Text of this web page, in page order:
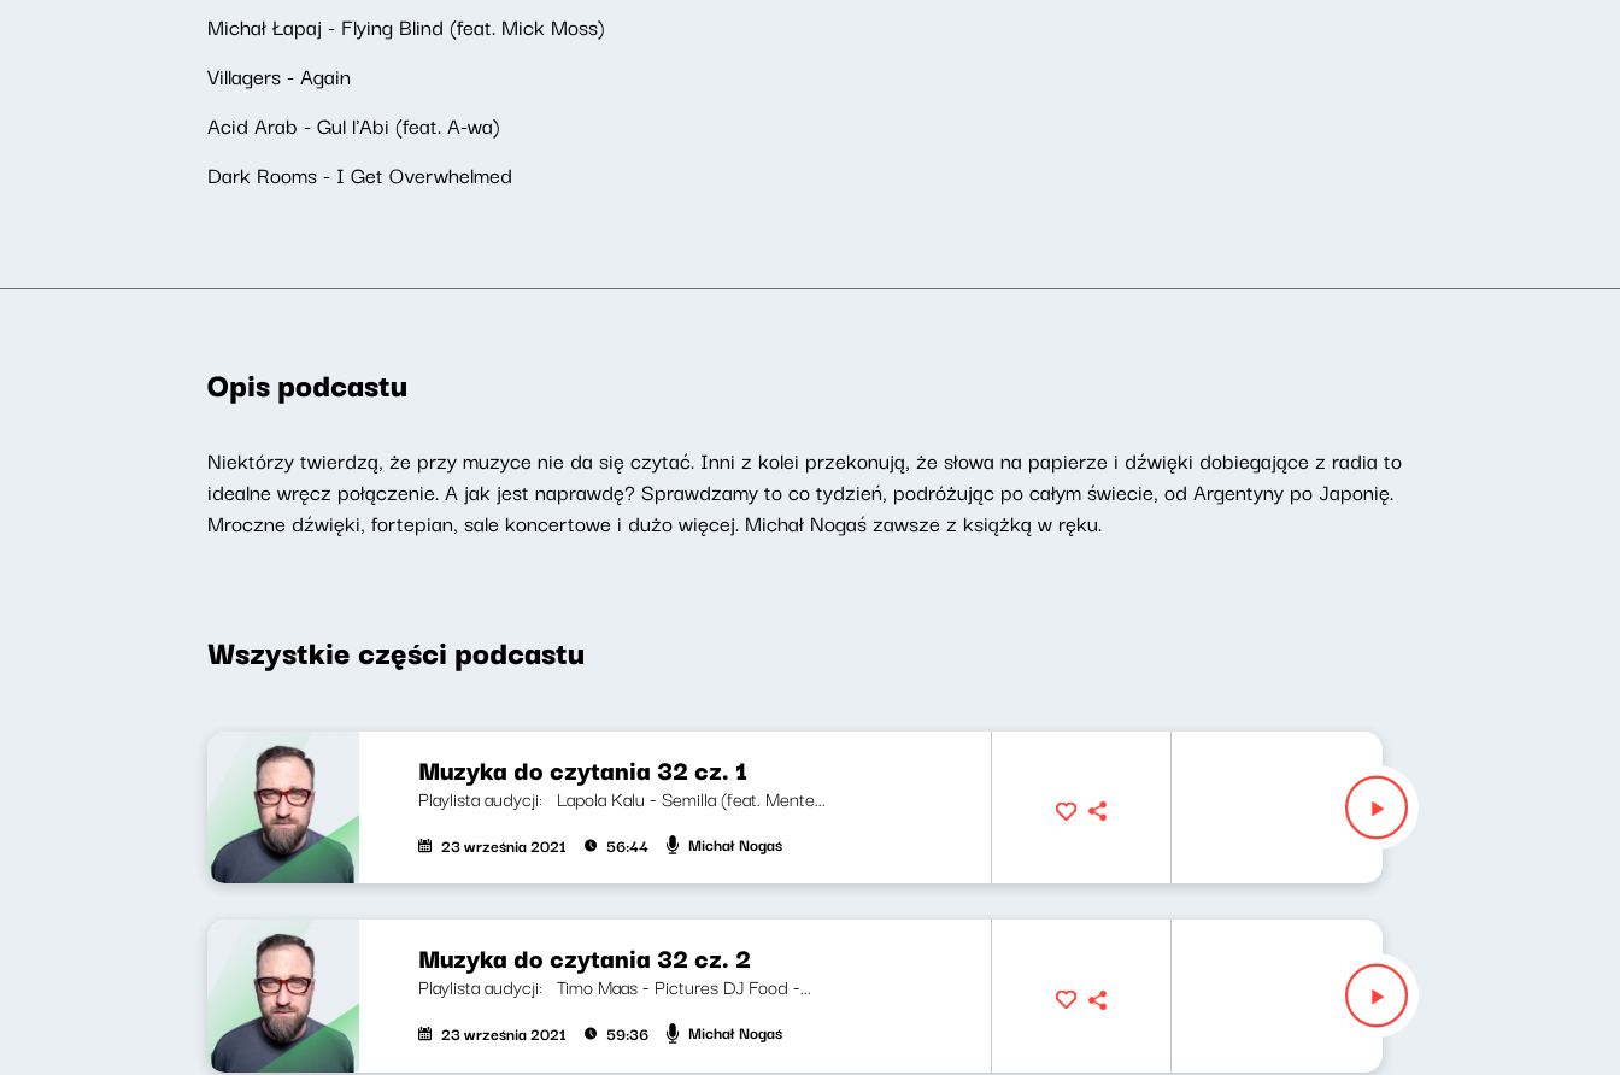
Michał Łapaj - Flying Blind (feat. Mick Moss)
Villagers - Again
Acid Arab - Gul l'Abi (feat. A-wa)
Dark Rooms - I Get Overwhelmed
Opis podcastu
Niektórzy twierdzą, że przy muzyce nie da się czytać. Inni z kolei przekonują, że słowa na papierze i dźwięki dobiegające z radia to
idealne wręcz połączenie. A jak jest naprawdę? Sprawdzamy to co tydzień, podróżując po całym świecie, od Argentyny po Japonię.
Mroczne dźwięki, fortepian, sale koncertowe i dużo więcej. Michał Nogaś zawsze z książką w ręku.
Wszystkie części podcastu
Muzyka do czytania 32 cz. 1
Playlista audycji: Lapola Kalu - Semilla (feat. Mente...
23 września 2021 56:44 Michał Nogaś
Muzyka do czytania 32 cz. 2
Playlista audycji: Timo Maas - Pictures DJ Food -...
23 września 2021 59:36 Michał Nogaś